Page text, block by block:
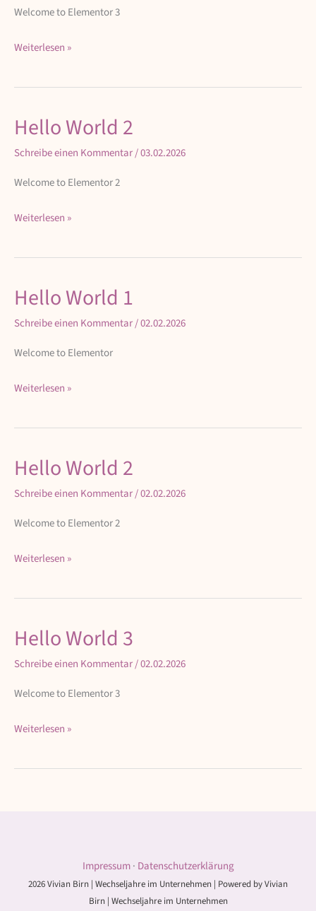
Welcome to Elementor 3
Weiterlesen »
Hello World 2
Schreibe einen Kommentar/03.02.2026
Welcome to Elementor 2
Hello
2
Weiterlesen »
Hello World 1
Schreibe einen Kommentar/02.02.2026
Welcome to Elementor
Hello
1
Weiterlesen »
Hello World 2
Schreibe einen Kommentar/02.02.2026
Welcome to Elementor 2
Hello
2
Weiterlesen »
Hello World 3
Schreibe einen Kommentar/02.02.2026
Welcome to Elementor 3
Hello
3
Weiterlesen »
Impressum· Datenschutzerklärung
2026 Vivian Birn | Wechseljahre im Unternehmen | Powered by Vivian
Birn | Wechseljahre im Unternehmen